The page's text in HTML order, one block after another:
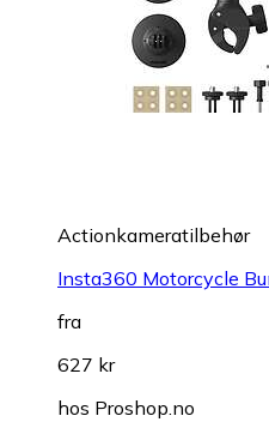
Actionkameratilbehør
Insta360 Motorcycle
fra
627 kr
hos Proshop.no